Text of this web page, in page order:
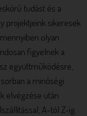
tudást és a
projektjeink sikeresek
olyan
figyelnek a
együttműködésre,
a minőségi
elvégzése után
A-tól Z-ig.